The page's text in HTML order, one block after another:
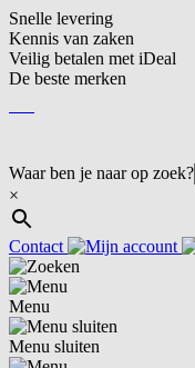
Snelle levering
Kennis van zaken
Veilig betalen met iDeal
De beste merken
Waar ben je naar op zoek?
×
Contact
Menu
Menu sluiten